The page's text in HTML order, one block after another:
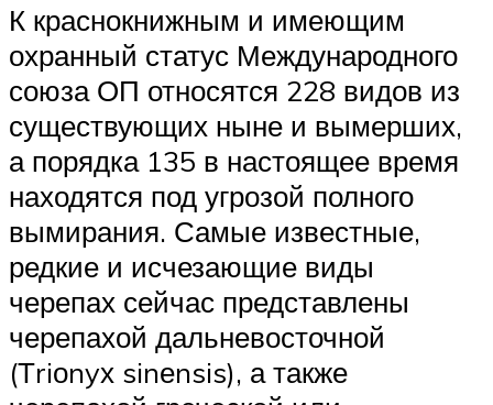
К краснокнижным и имеющим
охранный статус Международного
союза ОП относятся 228 видов из
существующих ныне и вымерших,
а порядка 135 в настоящее время
находятся под угрозой полного
вымирания. Самые известные,
редкие и исчезающие виды
черепах сейчас представлены
черепахой дальневосточной
(Тriоnyх sinеnsis), а также